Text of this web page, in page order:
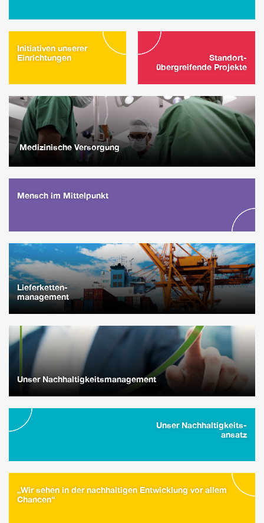
Initiativen unserer
Einrichtungen
Standort-
übergreifende Projekte
Medizinische Versorgung
Mensch im Mittelpunkt
Lieferketten-
management
Unser Nachhaltigkeitsmanagement
Unser Nachhaltigkeits-
ansatz
„Wir sehen in der nachhaltigen Entwicklung vor allem
Chancen“